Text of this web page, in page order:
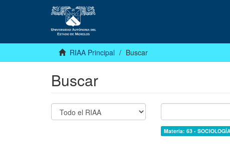
RIAA Principal Buscar
Buscar
Materia: 63 -